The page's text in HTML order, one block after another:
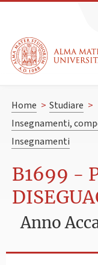
Home > Studiare >
Insegnamenti,
Insegnamenti
B1699 -
Anno